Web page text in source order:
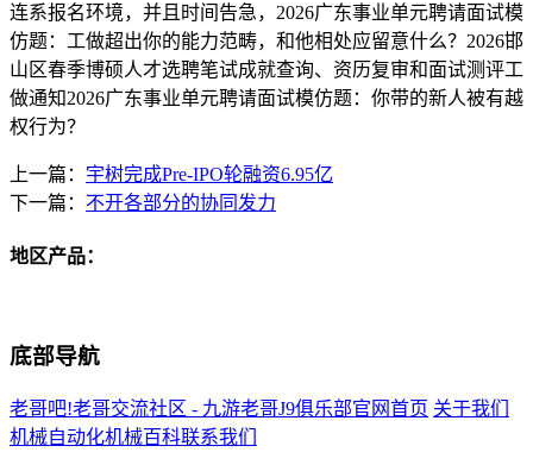
连系报名环境，并且时间告急，2026广东事业单元聘请面试模
仿题：工做超出你的能力范畴，和他相处应留意什么？2026邯
山区春季博硕人才选聘笔试成就查询、资历复审和面试测评工
做通知2026广东事业单元聘请面试模仿题：你带的新人被有越
权行为？
上一篇： 宇树完成Pre-IPO轮融资6.95亿
下一篇： 不开各部分的协同发力
地区产品：
底部导航
老哥吧!老哥交流社区 - 九游老哥J9俱乐部官网首页 关于我们
机械自动化机械百科联系我们